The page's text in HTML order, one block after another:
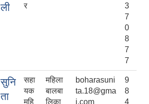
ली
र
3
7
0
8
7
7
सुनि
ता
सहा
यक
महि
महिला
बालबा
लिका
boharasuni
ta.18@gma
i.com
9
8
4